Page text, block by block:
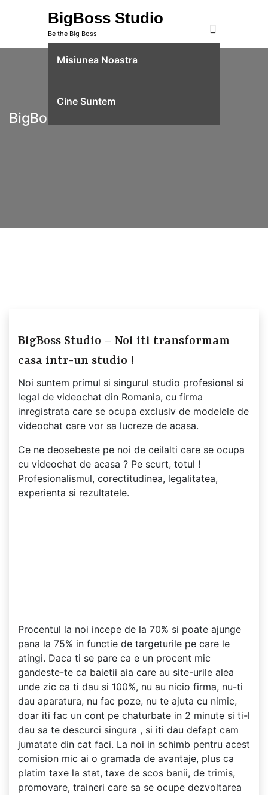
BigBoss Studio
Be the Big Boss
Misiunea Noastra
Cine Suntem
BigBoss Studio
BigBoss Studio – Noi iti transformam
casa intr-un studio !
Noi suntem primul si singurul studio profesional si
legal de videochat din Romania, cu firma
inregistrata care se ocupa exclusiv de modelele de
videochat care vor sa lucreze de acasa.
Ce ne deosebeste pe noi de ceilalti care se ocupa
cu videochat de acasa ? Pe scurt, totul !
Profesionalismul, corectitudinea, legalitatea,
experienta si rezultatele.
Procentul la noi incepe de la 70% si poate ajunge
pana la 75% in functie de targeturile pe care le
atingi. Daca ti se pare ca e un procent mic
gandeste-te ca baietii aia care au site-urile alea
unde zic ca ti dau si 100%, nu au nicio firma, nu-ti
dau aparatura, nu fac poze, nu te ajuta cu nimic,
doar iti fac un cont pe chaturbate in 2 minute si ti-l
dau sa te descurci singura , si iti dau defapt cam
jumatate din cat faci. La noi in schimb pentru acest
comision mic ai o gramada de avantaje, plus ca
platim taxe la stat, taxe de scos banii, de trimis,
promovare, traineri care sa se ocupe dezvoltarea